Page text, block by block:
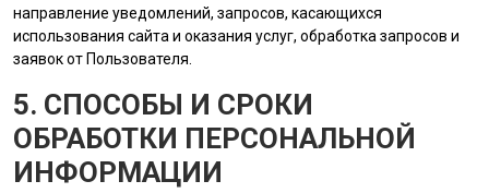
направление уведомлений, запросов, касающихся
использования сайта и оказания услуг, обработка запросов и
заявок от Пользователя
5. СПОСОБЫ И СРОКИ
ОБРАБОТКИ ПЕРСОНАЛЬНОЙ
ИНФОРМАЦИИ